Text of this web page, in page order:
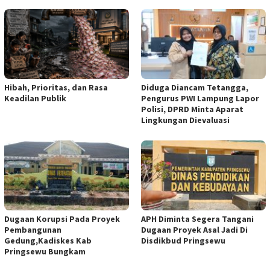
Hibah, Prioritas, dan Rasa
Keadilan Publik
Diduga Diancam Tetangga,
Pengurus PWI Lampung Lapor
Polisi, DPRD Minta Aparat
Lingkungan Dievaluasi
Dugaan Korupsi Pada Proyek
Pembangunan
Gedung,Kadiskes Kab
Pringsewu Bungkam
APH Diminta Segera Tangani
Dugaan Proyek Asal Jadi Di
Disdikbud Pringsewu